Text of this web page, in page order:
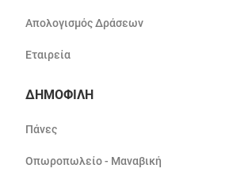
Απολογισμός Δράσεων
Εταιρεία
ΔΗΜΟΦΙΛΗ
Πάνες
Οπωροπωλείο - Μαναβική